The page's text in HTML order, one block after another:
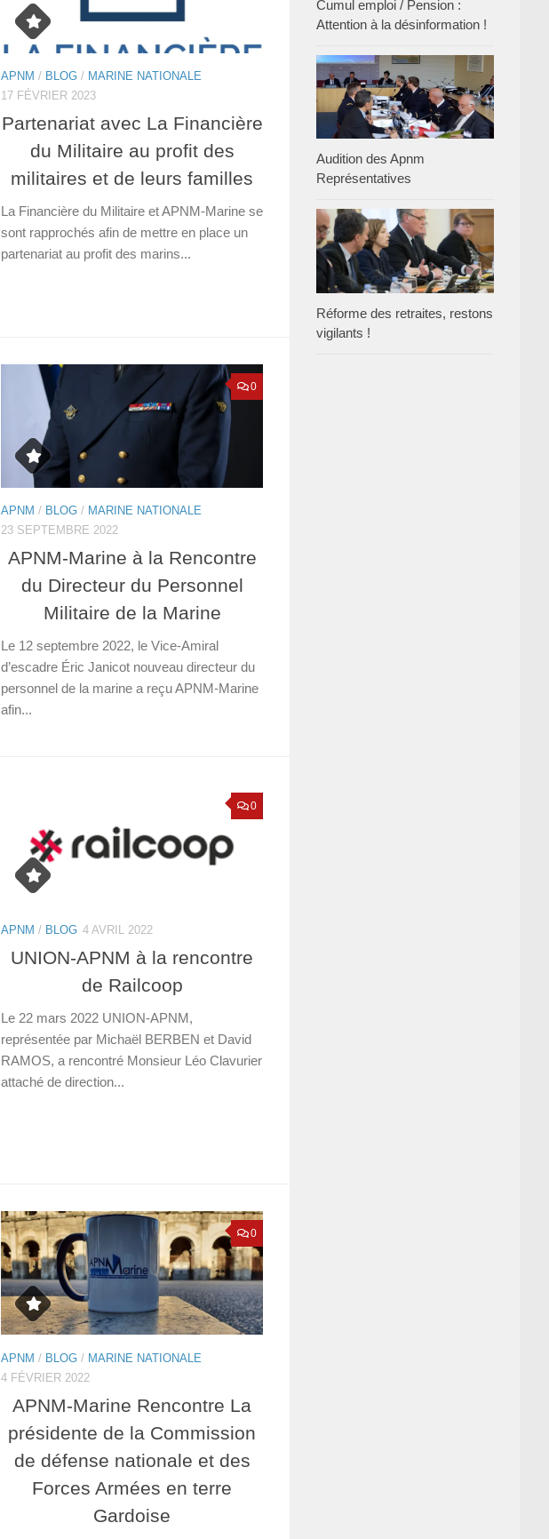
APNM / BLOG / MARINE NATIONALE
17 FÉVRIER 2023
Partenariat avec La Financière
du Militaire au profit des
militaires et de leurs familles
La Financière du Militaire et APNM-Marine se
sont rapprochés afin de mettre en place un
partenariat au profit des marins...
0
APNM / BLOG / MARINE NATIONALE
23 SEPTEMBRE 2022
APNM-Marine à la Rencontre
du Directeur du Personnel
Militaire de la Marine
Le 12 septembre 2022, le Vice-Amiral
d’escadre Éric Janicot nouveau directeur du
personnel de la marine a reçu APNM-Marine
afin...
0
APNM / BLOG 4 AVRIL 2022
UNION-APNM à la rencontre
de Railcoop
Le 22 mars 2022 UNION-APNM,
représentée par Michaël BERBEN et David
RAMOS, a rencontré Monsieur Léo Clavurier
attaché de direction...
0
APNM / BLOG / MARINE NATIONALE
4 FÉVRIER 2022
APNM-Marine Rencontre La
présidente de la Commission
de défense nationale et des
Forces Armées en terre
Gardoise
Cumul emploi / Pension :
Attention à la désinformation !
Audition des Apnm
Représentatives
Réforme des retraites, restons
vigilants !